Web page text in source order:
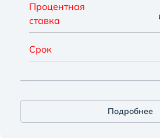
Процентная
ставка
Срок
Подробнее